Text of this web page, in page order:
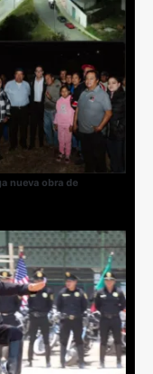
nueva obra de